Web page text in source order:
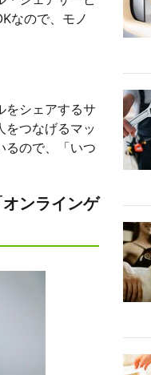
なので、モノ
をシェアするサ
をつなげるマッ
るので、「いつ
ンラインゲ